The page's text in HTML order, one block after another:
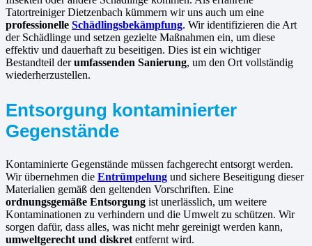
Tatortreiniger Dietzenbach kümmern wir uns auch um eine
professionelle Schädlingsbekämpfung. Wir identifizieren die Art
der Schädlinge und setzen gezielte Maßnahmen ein, um diese
effektiv und dauerhaft zu beseitigen. Dies ist ein wichtiger
Bestandteil derumfassenden Sanierung, um den Ort vollständig
wiederherzustellen.
Entsorgung kontaminierter
Gegenstände
Kontaminierte Gegenstände müssen fachgerecht entsorgt werden.
Wir übernehmen die Entrümpelung und sichere Beseitigung dieser
Materialien gemäß den geltenden Vorschriften. Eine
ordnungsgemäße Entsorgung ist unerlässlich, um weitere
Kontaminationen zu verhindern und die Umwelt zu schützen. Wir
sorgen dafür, dass alles, was nicht mehr gereinigt werden kann,
umweltgerecht und diskret entfernt wird.